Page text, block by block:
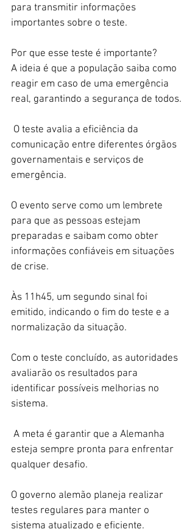
para transmitir informações
importantes sobre o teste.
Por que esse teste é importante?
A ideia é que a população saiba como
reagir em caso de uma emergência
real, garantindo a segurança de todos.
comunicação entre diferentes órgãos
governamentais e serviços de
emergência.
O evento serve como um lembrete
para que as pessoas estejam
preparadas e saibam como obter
informações confiáveis em situações
de crise.
Às 11h45, um segundo sinal foi
emitido, indicando o fim do teste e a
normalização da situação.
Com o teste concluído, as autoridades
avaliarão os resultados para
identificar possíveis melhorias no
sistema.
esteja sempre pronta para enfrentar
qualquer desafio.
O governo alemão planeja realizar
testes regulares para manter o
sistema atualizado e eficiente.